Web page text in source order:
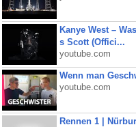
Kanye West –
s Scott (Offici...
youtube.com
Wenn man
youtube.com
Rennen 1 |